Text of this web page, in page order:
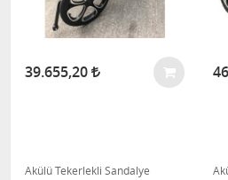
39.655,20
Akülü Tekerlekli Sandalye